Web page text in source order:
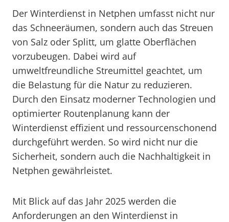
Der Winterdienst in Netphen umfasst nicht nur
das Schneeräumen, sondern auch das Streuen
von Salz oder Splitt, um glatte Oberflächen
vorzubeugen. Dabei wird auf
umweltfreundliche Streumittel geachtet, um
die Belastung für die Natur zu reduzieren.
Durch den Einsatz moderner Technologien und
optimierter Routenplanung kann der
Winterdienst effizient und ressourcenschonend
durchgeführt werden. So wird nicht nur die
Sicherheit, sondern auch die Nachhaltigkeit in
Netphen gewährleistet.
Mit Blick auf das Jahr 2025 werden die
Anforderungen an den Winterdienst in